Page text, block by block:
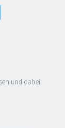
und dabei